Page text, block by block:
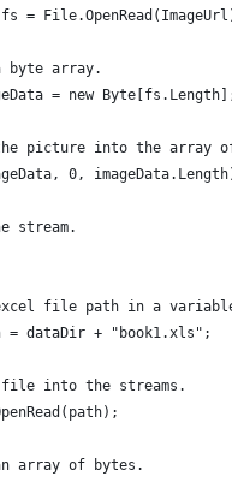
=
byte array.
= new
picture into the array
0,
stream.
file path in a
= dataDir + "book1.xls";
into the streams.
array of bytes.